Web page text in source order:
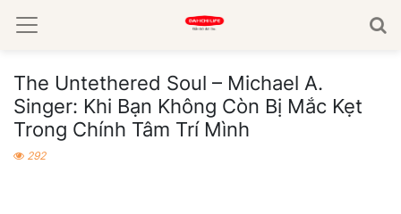
The Untethered Soul – Michael A.
Singer: Khi Bạn Không Còn Bị Mắc Kẹt
Trong Chính Tâm Trí Mình
292